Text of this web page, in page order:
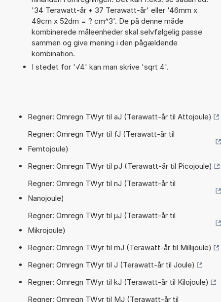
'34 Terawatt-år + 37 Terawatt-år' eller '46mm x
49cm x 52dm = ? cm^3'. De på denne måde
kombinerede måleenheder skal selvfølgelig passe
sammen og give mening i den pågældende
kombination.
I stedet for '√4' kan man skrive 'sqrt 4'.
Regner: Omregn TWyr til aJ (Terawatt-år til Attojoule)
Regner: Omregn TWyr til fJ (Terawatt-år til
Femtojoule)
Regner: Omregn TWyr til pJ (Terawatt-år til Picojoule)
Regner: Omregn TWyr til nJ (Terawatt-år til
Nanojoule)
Regner: Omregn TWyr til µJ (Terawatt-år til
Mikrojoule)
Regner: Omregn TWyr til mJ (Terawatt-år til Millijoule)
Regner: Omregn TWyr til J (Terawatt-år til Joule)
Regner: Omregn TWyr til kJ (Terawatt-år til Kilojoule)
Regner: Omregn TWyr til MJ (Terawatt-år til